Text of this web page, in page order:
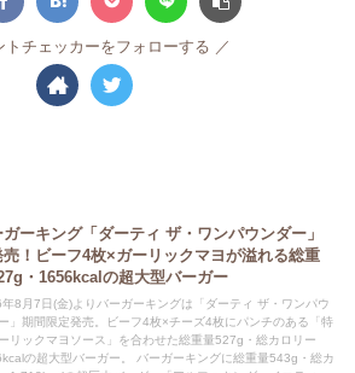
トチェッカーをフォローする
ガーキング「ダーティ ザ・ワンパウンダー」
売！ビーフ4枚×ガーリックマヨが溢れる総重
・1656kcalの超大型バーガー
8月7日(金)よりバーガーキングは「ダーティ ザ・ワンパウ
」期間限定発売。ビーフ4枚×チーズ4枚にパンチのある「特
リックマヨソース」を合わせた総重量527g・総カロリー
の超大型バーガー。 バーガーキングに総重量543g・総カ